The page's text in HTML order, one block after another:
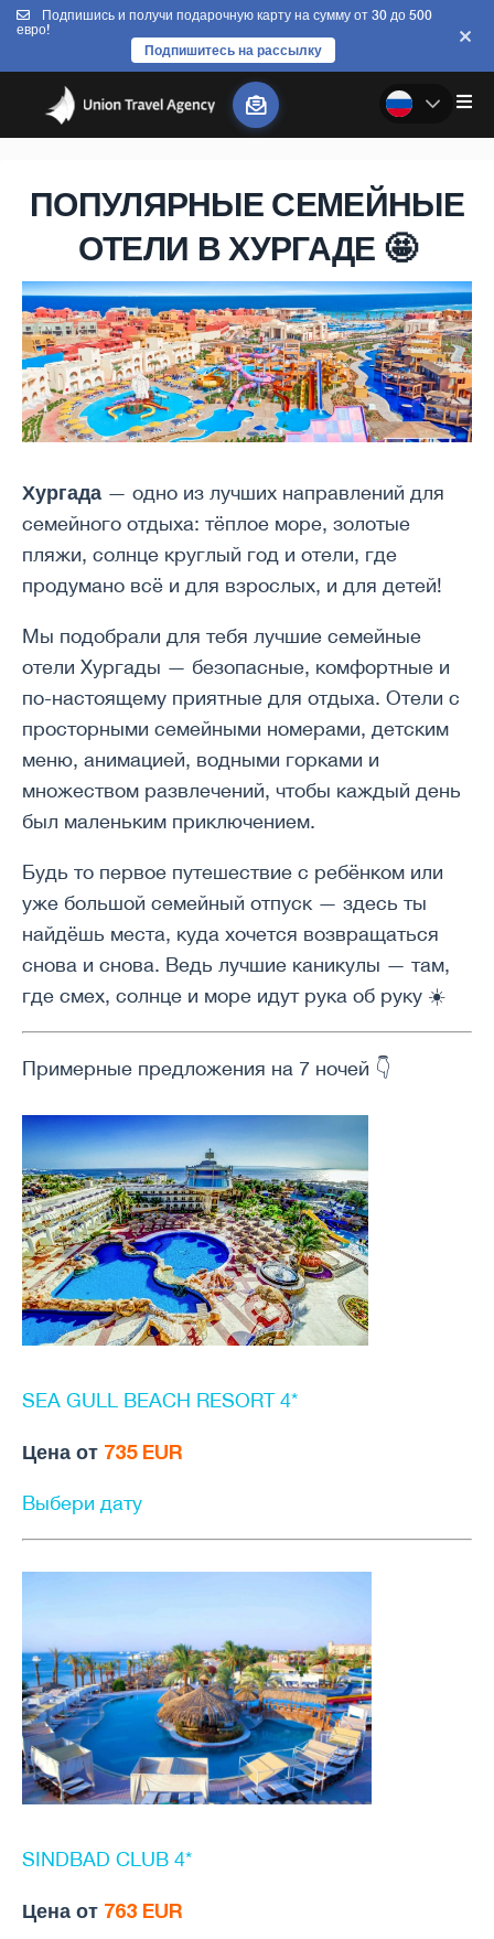
Подпишись и получи подарочную карту на сумму от 30 до 500
евро!
Подпишитесь на рассылку
ПОПУЛЯРНЫЕ СЕМЕЙНЫЕ
ОТЕЛИ В ХУРГАДЕ 🤩
Хургада — одно из лучших направлений для
семейного отдыха: тёплое море, золотые
пляжи, солнце круглый год и отели, где
продумано всё и для взрослых, и для детей!
Мы подобрали для тебя лучшие семейные
отели Хургады — безопасные, комфортные и
по-настоящему приятные для отдыха. Отели с
просторными семейными номерами, детским
меню, анимацией, водными горками и
множеством развлечений, чтобы каждый день
был маленьким приключением.
Будь то первое путешествие с ребёнком или
уже большой семейный отпуск — здесь ты
найдёшь места, куда хочется возвращаться
снова и снова. Ведь лучшие каникулы — там,
где смех, солнце и море идут рука об руку ☀️
Примерные предложения на 7 ночей 👇
SEA GULL BEACH RESORT 4*
Цена от 735 EUR
Выбери дату
SINDBAD CLUB 4*
Цена от 763 EUR